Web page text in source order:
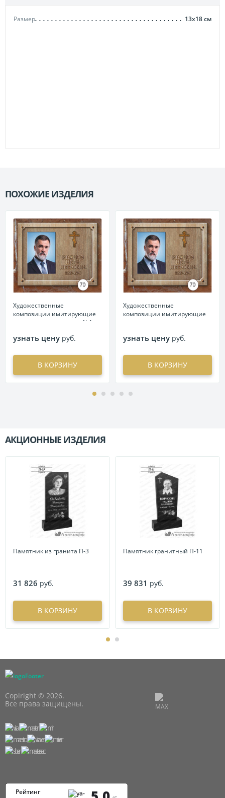
Размер 13х18см
ПОХОЖИЕ ИЗДЕЛИЯ
Художественные
композиции имитирующие
текстуру камня металл №1
узнать цену руб.
В КОРЗИНУ
Художественные
композиции имитирующие
узнать цену руб.
В КОРЗИНУ
АКЦИОННЫЕ ИЗДЕЛИЯ
Памятник из гранита П-3
31 826 руб.
В КОРЗИНУ
Памятник гранитный П-11
39 831 руб.
В КОРЗИНУ
Copiright © 2026.
Все права защищены.
Рейтинг